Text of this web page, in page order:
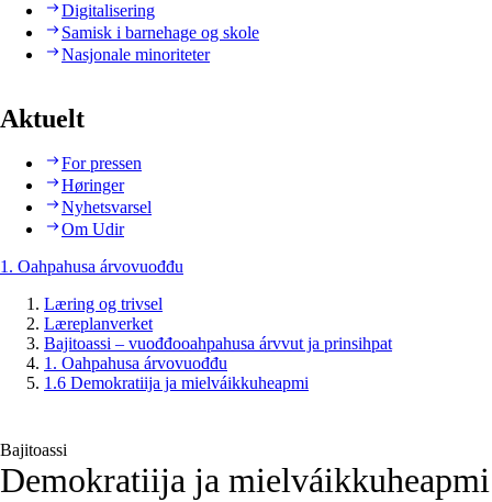
Digitalisering
Samisk i barnehage og skole
Nasjonale minoriteter
Aktuelt
For pressen
Høringer
Nyhetsvarsel
Om Udir
1. Oahpahusa árvovuođđu
Læring og trivsel
Læreplanverket
Bajitoassi – vuođđooahpahusa árvvut ja prinsihpat
1. Oahpahusa árvovuođđu
1.6 Demokratiija ja mielváikkuheapmi
Bajitoassi
Demokratiija ja mielváikkuheapmi